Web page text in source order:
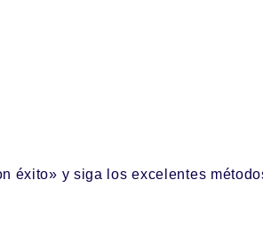
éxito» y siga los excelentes